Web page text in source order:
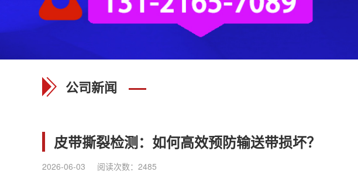
公司新闻
皮带撕裂检测：如何高效预防输送带损坏？
2026-06-03 阅读次数： 2485